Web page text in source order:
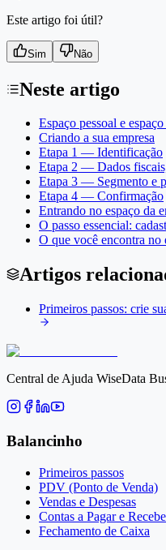
Este artigo foi útil?
Sim Não
Neste artigo
Espaço pessoal e
Criando a sua empresa
Etapa 1 — Identificação
Etapa 2 — Dados
Etapa 3 — Segmento e
Etapa 4 — Confirmação
Entrando no espaço da
O passo essencial:
O que você encontra no
Artigos
Primeiros passos: crie
Central de Ajuda WiseData
Balancinho
Primeiros passos
PDV (Ponto de Venda)
Vendas e Despesas
Contas a Pagar e
Fechamento de Caixa